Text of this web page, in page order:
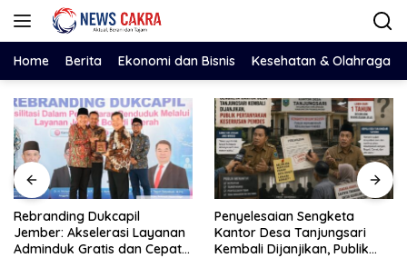
Langsung
Home Berita Ekonomi dan Bisnis Kesehatan & Olahraga
Penyelesaian Sengketa
Kantor Desa Tanjungsari
Kembali Dijanjikan, Publik
Dugaan Penyalahgunaan
Solar Subsidi oleh YTL, Kabar
Pengembalian Mencuat,